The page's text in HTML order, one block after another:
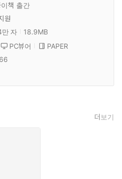
이책 출간
원
만 자
18.9MB
PC뷰어
PAPER
더보기